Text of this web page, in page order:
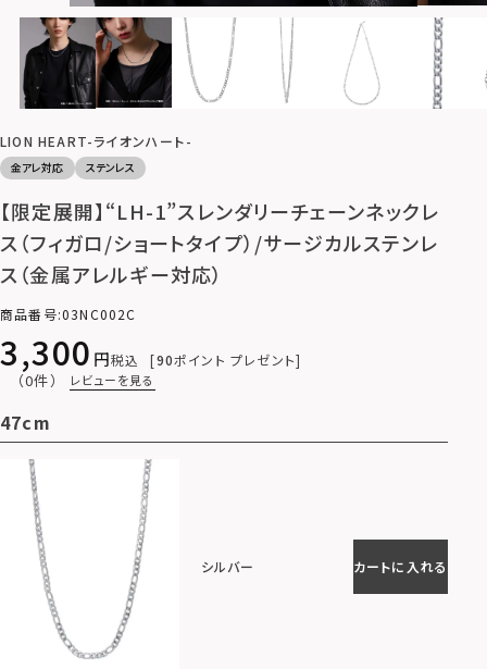
LION HEART-ライオンハート-
金アレ対応 ステンレス
【限定展開】“LH-1”スレンダリーチェーンネックレ
ス（フィガロ/ショートタイプ）/サージカルステンレ
ス（金属アレルギー対応）
商品番号 03NC002C
3,300 税込 90ポイント プレゼント
（0件） レビューを見る
47cm
シルバー カートに入れる